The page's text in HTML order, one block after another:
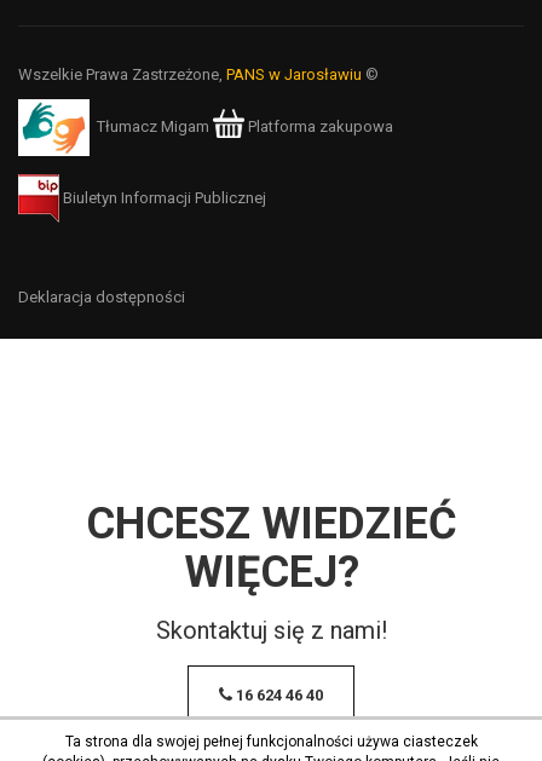
Wszelkie Prawa Zastrzeżone, PANS w Jarosławiu ©
Tłumacz Migam Platforma zakupowa
Biuletyn Informacji Publicznej
Deklaracja dostępności
CHCESZ WIEDZIEĆ
WIĘCEJ?
Skontaktuj się z nami!
16 624 46 40
Ta strona dla swojej pełnej funkcjonalności używa ciasteczek